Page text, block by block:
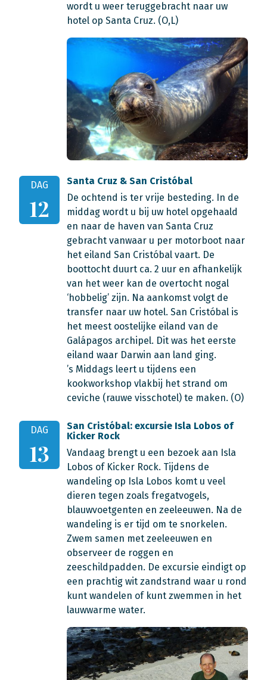
wordt u weer teruggebracht naar uw
hotel op Santa Cruz. (O,L)
DAG
12
Santa Cruz & San Cristóbal
De ochtend is ter vrije besteding. In de
middag wordt u bij uw hotel opgehaald
en naar de haven van Santa Cruz
gebracht vanwaar u per motorboot naar
het eiland San Cristóbal vaart. De
boottocht duurt ca. 2 uur en afhankelijk
van het weer kan de overtocht nogal
‘hobbelig’ zijn. Na aankomst volgt de
transfer naar uw hotel. San Cristóbal is
het meest oostelijke eiland van de
Galápagos archipel. Dit was het eerste
eiland waar Darwin aan land ging.
’s Middags leert u tijdens een
kookworkshop vlakbij het strand om
ceviche (rauwe visschotel) te maken. (O)
DAG
13
San Cristóbal: excursie Isla Lobos of
Kicker Rock
Vandaag brengt u een bezoek aan Isla
Lobos of Kicker Rock. Tijdens de
wandeling op Isla Lobos komt u veel
dieren tegen zoals fregatvogels,
blauwvoetgenten en zeeleeuwen. Na de
wandeling is er tijd om te snorkelen.
Zwem samen met zeeleeuwen en
observeer de roggen en
zeeschildpadden. De excursie eindigt op
een prachtig wit zandstrand waar u rond
kunt wandelen of kunt zwemmen in het
lauwwarme water.